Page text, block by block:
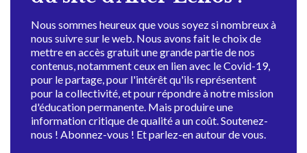
Nous sommes heureux que vous soyez si nombreux à
nous suivre sur le web. Nous avons fait le choix de
mettre en accès gratuit une grande partie de nos
contenus, notamment ceux en lien avec le Covid-19,
pour le partage, pour l'intérêt qu'ils représentent
pour la collectivité, et pour répondre à notre mission
d'éducation permanente. Mais produire une
information critique de qualité a un coût. Soutenez-
nous ! Abonnez-vous ! Et parlez-en autour de vous.